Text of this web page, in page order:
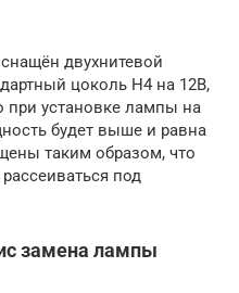
двухнитевой
цоколь Н4 на 12В,
при установке лампы на
будет выше и равна
таким образом, что
под
замена лампы